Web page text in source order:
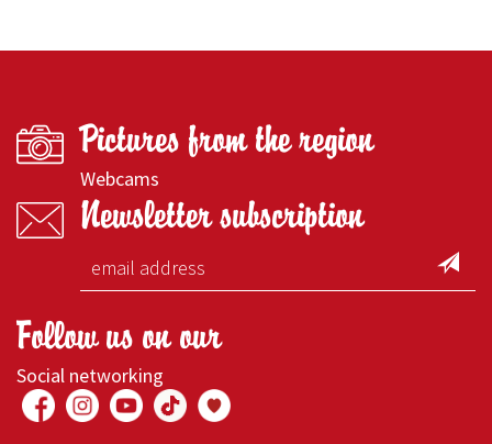
Pictures from the region
Webcams
Newsletter subscription
Follow us on our
Social networking